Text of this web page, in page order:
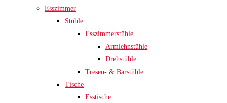
Esszimmer
Stühle
Esszimmerstühle
Armlehnstühle
Drehstühle
Tresen- & Barstühle
Tische
Esstische